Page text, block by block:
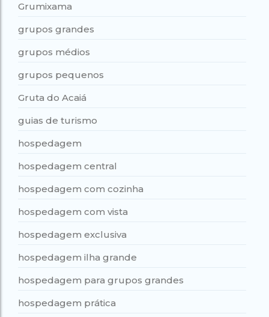
Grumixama
grupos grandes
grupos médios
grupos pequenos
Gruta do Acaiá
guias de turismo
hospedagem
hospedagem central
hospedagem com cozinha
hospedagem com vista
hospedagem exclusiva
hospedagem ilha grande
hospedagem para grupos grandes
hospedagem prática